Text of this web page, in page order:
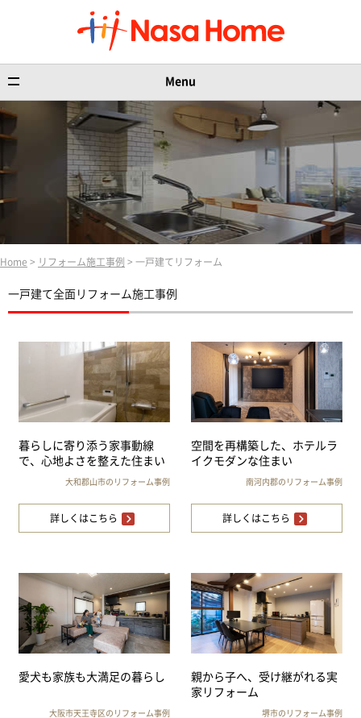
Menu
Home > リフォーム施工事例 > 一戸建てリフォーム
一戸建て全面リフォーム施工事例
暮らしに寄り添う家事動線
で、心地よさを整えた住まい
大和郡山市のリフォーム事例
詳しくはこちら
空間を再構築した、ホテルラ
イクモダンな住まい
南河内郡のリフォーム事例
詳しくはこちら
愛犬も家族も大満足の暮らし
大阪市天王寺区のリフォーム事例
親から子へ、受け継がれる実
家リフォーム
堺市のリフォーム事例